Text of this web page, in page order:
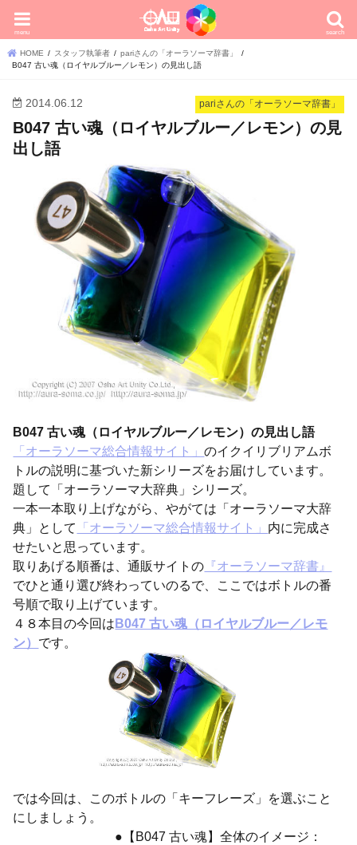
search
menu
HOME スタッフ執筆者
pariさんの「オーラソーマ辞書」
B047 古い魂（ロイヤルブルー／レモン）の見出し語
pariさんの「オーラソーマ辞書」
2014.06.12
B047 古い魂（ロイヤルブルー／レモン）の見
出し語
B047 古い魂（ロイヤルブルー／レモン）の見出し語
「オーラソーマ総合情報サイト」のイクイリブリアムボ
トルの説明に基づいた新シリーズをお届けしています。
題して「オーラソーマ大辞典」シリーズ。
一本一本取り上げながら、やがては「オーラソーマ大辞
典」として
「オーラソーマ総合情報サイト」 内に完成さ
せたいと思っています。
取りあげる順番は、通販サイトの 『オーラソーマ辞書』
でひと通り選び終わっていのるで、ここではボトルの番
号順で取り上げています。
４８本目の今回はB047 古い魂（ロイヤルブルー／レモ
ン） です。
では今回は、このボトルの「キーフレーズ」を選ぶこと
にしましょう。
●【B047 古い魂】全体のイメージ：